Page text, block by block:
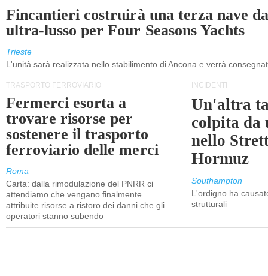
Fincantieri costruirà una terza nave
ultra-lusso per Four Seasons Yachts
Trieste
L'unità sarà realizzata nello stabilimento di Ancona e verrà
TRASPORTO FERROVIARIO
Fermerci esorta a
trovare risorse per
sostenere il trasporto
ferroviario delle merci
Roma
Carta: dalla rimodulazione del PNRR ci
attendiamo che vengano finalmente
attribuite risorse a ristoro dei danni che gli
operatori stanno subendo
INCIDENTI
Un'altra
colpita da
nello
Hormuz
Southampton
L'ordigno ha
strutturali